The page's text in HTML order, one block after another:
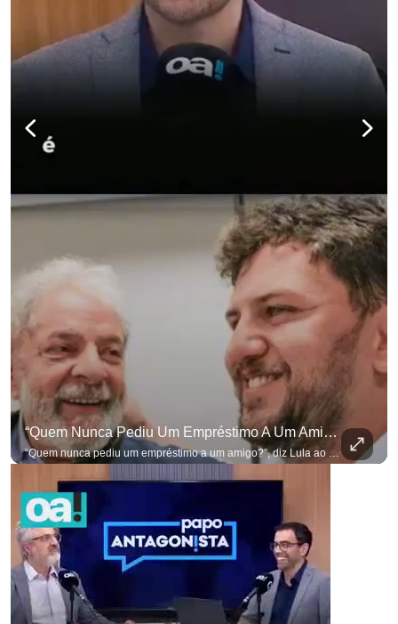
“Quem Nunca Pediu Um Empréstimo A Um Amigo?”, Diz Lula Ao Defender Seu Ex-Chefe De Gabinete
“Quem nunca pediu um empréstimo a um amigo?”, diz Lula ao defender seu ex-chefe de gabinete Marcola, que recebeu R$ 249 mil de uma empresa ligada a uma amiga de Lulinha. #OAntagonista Se você busca informação com credibilidade, inscreva-se agora e ative o